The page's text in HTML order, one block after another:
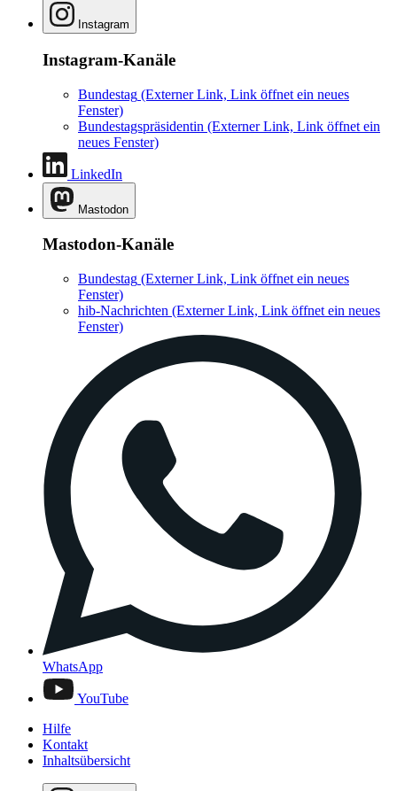
Instagram
Instagram-Kanäle
Bundestag (Externer Link, Link öffnet ein neues
Fenster)
Bundestagspräsidentin (Externer Link, Link öffnet ein
neues Fenster)
LinkedIn
Mastodon
Mastodon-Kanäle
Bundestag (Externer Link, Link öffnet ein neues
Fenster)
hib-Nachrichten (Externer Link, Link öffnet ein neues
Fenster)
WhatsApp
YouTube
Hilfe
Kontakt
Inhaltsübersicht